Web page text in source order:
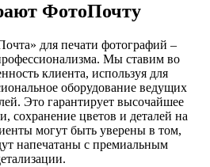
ФотоПочту
для печати фотографий –
Мы ставим во
клиента, используя для
оборудование ведущих
Это гарантирует высочайшее
сохранение цветов и деталей на
могут быть уверены в том,
напечатаны с премиальным